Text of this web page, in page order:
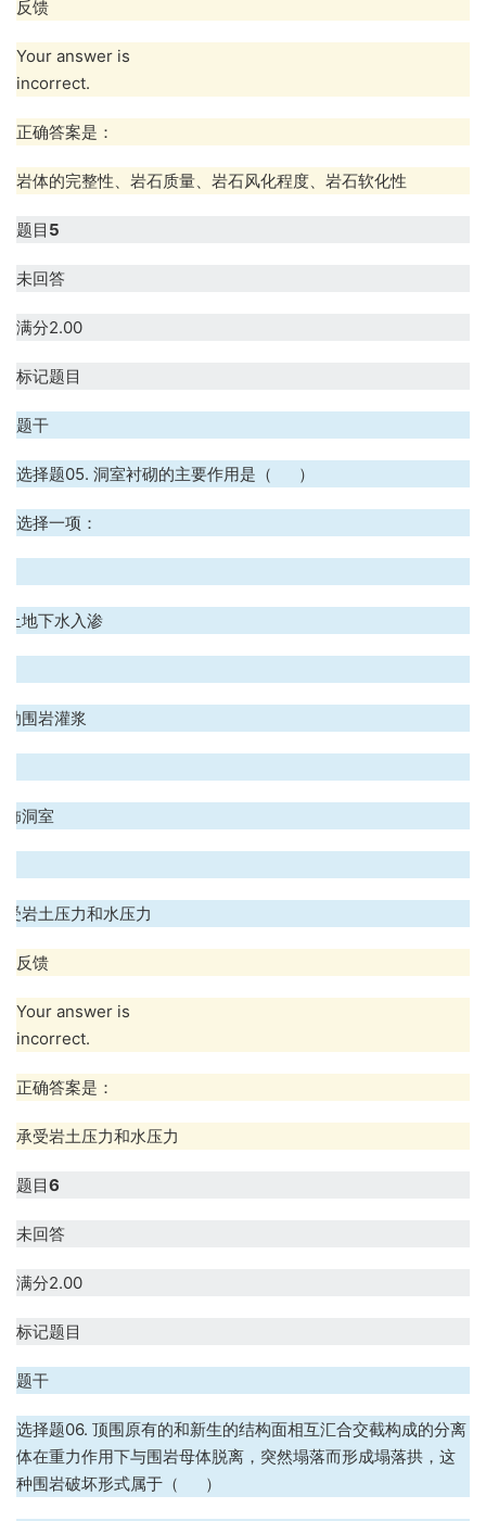
反馈
Your answer is
incorrect.
正确答案是：
岩体的完整性、岩石质量、岩石风化程度、岩石软化性
题目 5
未回答
满分2.00
标记题目
题干
选择题05. 洞室衬砌的主要作用是（ ）
选择一项：
止地下水入渗
助围岩灌浆
饰洞室
受岩土压力和水压力
反馈
Your answer is
incorrect.
正确答案是：
承受岩土压力和水压力
题目6
未回答
满分2.00
标记题目
题干
选择题06. 顶围原有的和新生的结构面相互汇合交截构成的分离
体在重力作用下与围岩母体脱离，突然塌落而形成塌落拱，这
种围岩破坏形式属于（ ）